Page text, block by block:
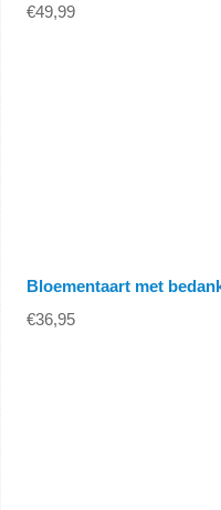
€49,99
Bloementaart met
€36,95